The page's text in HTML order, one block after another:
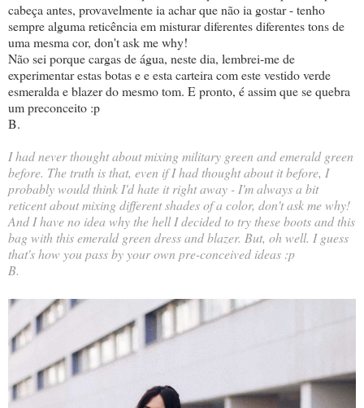
cabeça antes, provavelmente ia achar que não ia gostar - tenho
sempre alguma reticência em misturar diferentes diferentes tons de
uma mesma cor, don't ask me why!
Não sei porque cargas de água, neste dia, lembrei-me de
experimentar estas botas e e esta carteira com este vestido verde
esmeralda e blazer do mesmo tom. E pronto, é assim que se quebra
um preconceito :p
B.
I had never thought about mixing military green and emerald green
before. The truth is that, even if I had thought about it before, I
probably would think I'd hate it right away - I'm always a bit
reticent about mixing different shades of a color, don't ask me why!
And I have no idea why the hell I decided to try these boots and this
bag with this emerald green dress and blazer. But, oh well. I guess
that's how you pass by your own pre-conceived ideas :p
B.